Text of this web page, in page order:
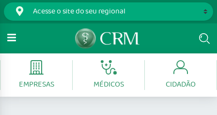
EMPRESAS MÉDICOS CIDADÃO